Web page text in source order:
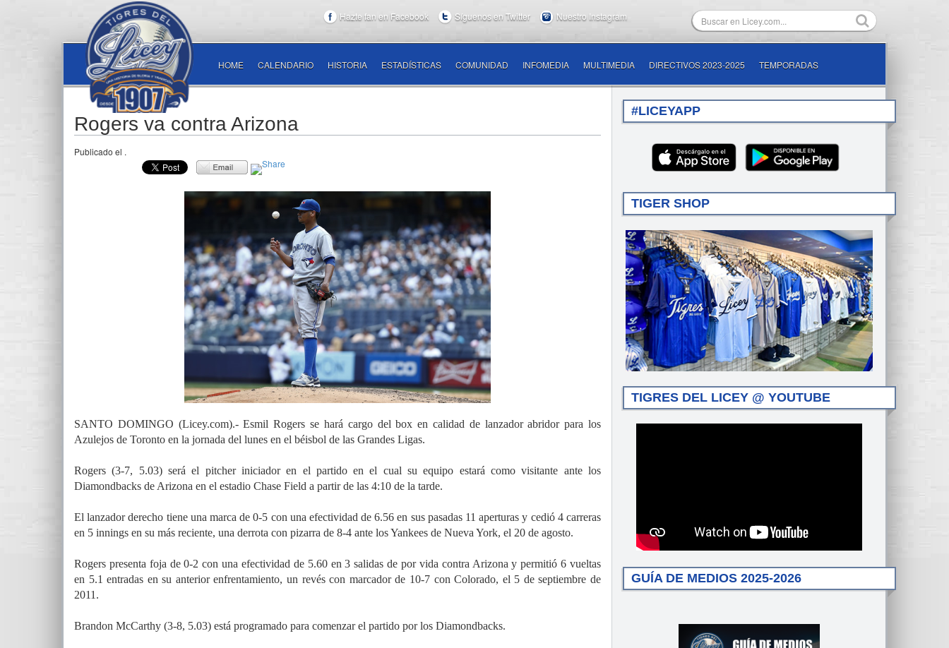
Hazte fan en Facebook Síguenos en Twitter Nuestro Instagram
HOME CALENDARIO HISTORIA ESTADÍSTICAS COMUNIDAD INFOMEDIA MULTIMEDIA DIRECTIVOS 2023-2025 TEMPORADAS
Rogers va contra Arizona
Publicado el .
SANTO DOMINGO (Licey.com).- Esmil Rogers se hará cargo del box en calidad de lanzador abridor para los
Azulejos de Toronto en la jornada del lunes en el béisbol de las Grandes Ligas.
Rogers (3-7, 5.03) será el pitcher iniciador en el partido en el cual su equipo estará como visitante ante los
Diamondbacks de Arizona en el estadio Chase Field a partir de las 4:10 de la tarde.
El lanzador derecho tiene una marca de 0-5 con una efectividad de 6.56 en sus pasadas 11 aperturas y cedió 4 carreras
en 5 innings en su más reciente, una derrota con pizarra de 8-4 ante los Yankees de Nueva York, el 20 de agosto.
Rogers presenta foja de 0-2 con una efectividad de 5.60 en 3 salidas de por vida contra Arizona y permitió 6 vueltas
en 5.1 entradas en su anterior enfrentamiento, un revés con marcador de 10-7 con Colorado, el 5 de septiembre de
2011.
Brandon McCarthy (3-8, 5.03) está programado para comenzar el partido por los Diamondbacks.
#LICEYAPP
TIGER SHOP
TIGRES DEL LICEY @ YOUTUBE
GUÍA DE MEDIOS 2025-2026